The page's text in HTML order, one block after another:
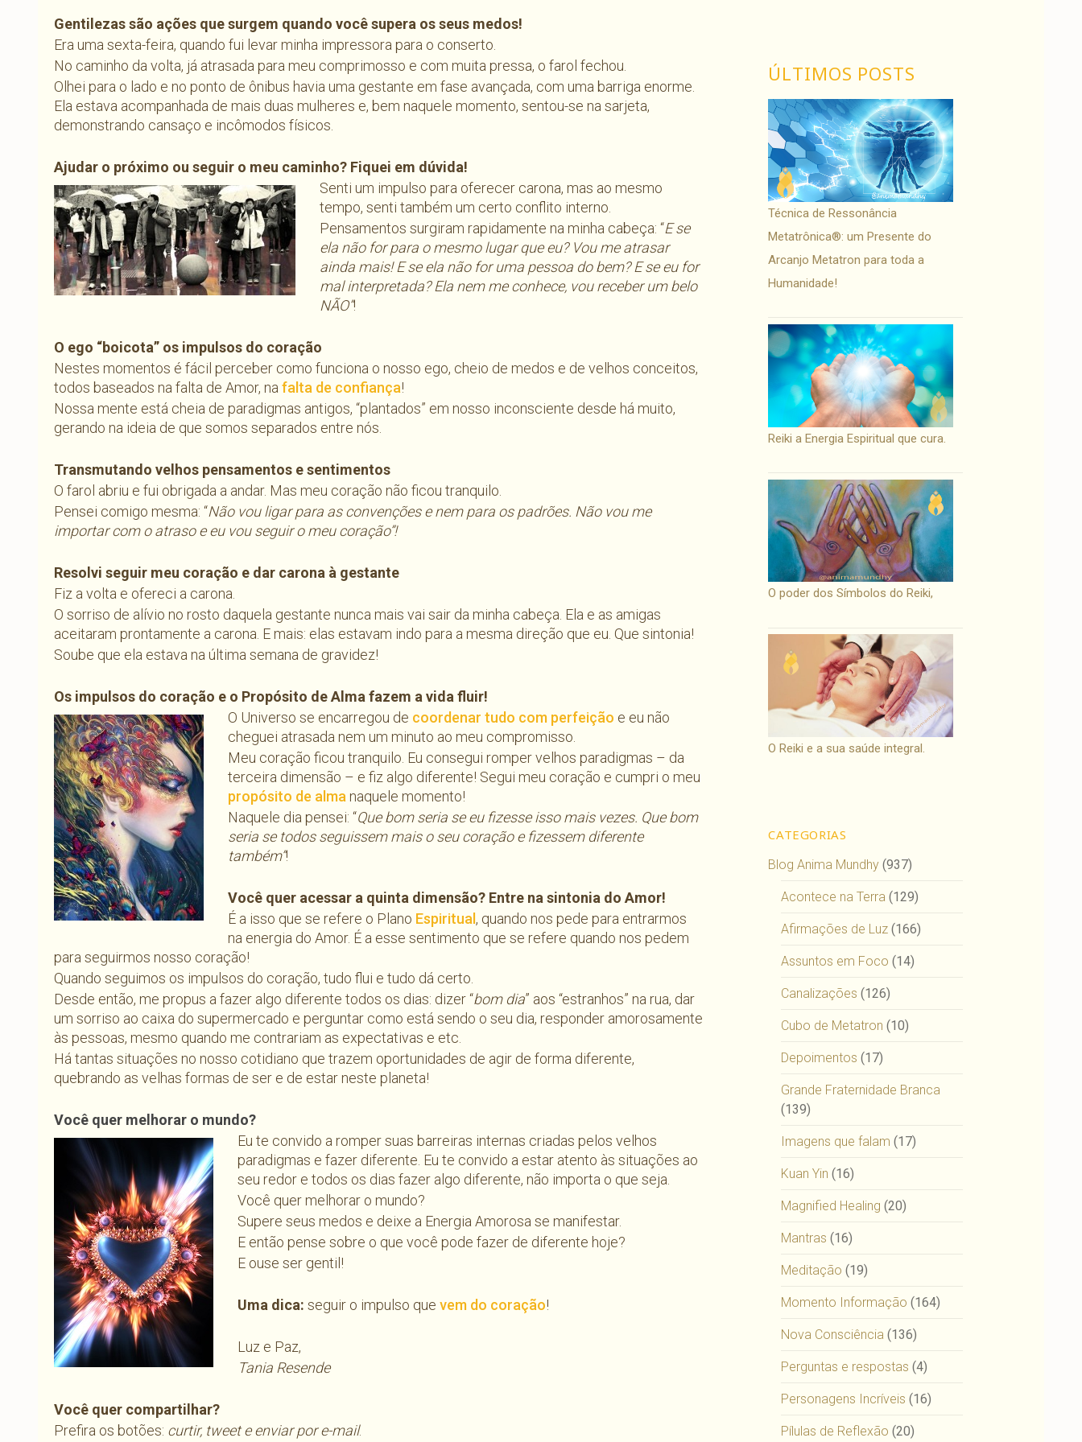
Gentilezas são ações que surgem quando você supera os seus medos!
Era uma sexta-feira, quando fui levar minha impressora para o conserto.
No caminho da volta, já atrasada para meu comprimosso e com muita pressa, o farol fechou.
Olhei para o lado e no ponto de ônibus havia uma gestante em fase avançada, com uma barriga enorme.
Ela estava acompanhada de mais duas mulheres e, bem naquele momento, sentou-se na sarjeta,
demonstrando cansaço e incômodos físicos.
Ajudar o próximo ou seguir o meu caminho? Fiquei em dúvida!
Senti um impulso para oferecer carona, mas ao mesmo
tempo, senti também um certo conflito interno.
Pensamentos surgiram rapidamente na minha cabeça: “E se
ela não for para o mesmo lugar que eu? Vou me atrasar
ainda mais! E se ela não for uma pessoa do bem? E se eu for
mal interpretada? Ela nem me conhece, vou receber um belo
NÃO”!
O ego “boicota” os impulsos do coração
Nestes momentos é fácil perceber como funciona o nosso ego, cheio de medos e de velhos conceitos,
todos baseados na falta de Amor, na falta de confiança!
Nossa mente está cheia de paradigmas antigos, “plantados” em nosso inconsciente desde há muito,
gerando na ideia de que somos separados entre nós.
Transmutando velhos pensamentos e sentimentos
O farol abriu e fui obrigada a andar. Mas meu coração não ficou tranquilo.
Pensei comigo mesma: “Não vou ligar para as convenções e nem para os padrões. Não vou me
importar com o atraso e eu vou seguir o meu coração”!
Resolvi seguir meu coração e dar carona à gestante
Fiz a volta e ofereci a carona.
O sorriso de alívio no rosto daquela gestante nunca mais vai sair da minha cabeça. Ela e as amigas
aceitaram prontamente a carona. E mais: elas estavam indo para a mesma direção que eu. Que sintonia!
Soube que ela estava na última semana de gravidez!
Os impulsos do coração e o Propósito de Alma fazem a vida fluir!
O Universo se encarregou de coordenar tudo com perfeição e eu não
cheguei atrasada nem um minuto ao meu compromisso.
Meu coração ficou tranquilo. Eu consegui romper velhos paradigmas – da
terceira dimensão – e fiz algo diferente! Segui meu coração e cumpri o meu
propósito de alma naquele momento!
Naquele dia pensei: “Que bom seria se eu fizesse isso mais vezes. Que bom
seria se todos seguissem mais o seu coração e fizessem diferente
também”!
Você quer acessar a quinta dimensão? Entre na sintonia do Amor!
É a isso que se refere o Plano Espiritual , quando nos pede para entrarmos
na energia do Amor. É a esse sentimento que se refere quando nos pedem
para seguirmos nosso coração!
Quando seguimos os impulsos do coração, tudo flui e tudo dá certo.
Desde então, me propus a fazer algo diferente todos os dias: dizer “bom dia” aos “estranhos” na rua, dar
um sorriso ao caixa do supermercado e perguntar como está sendo o seu dia, responder amorosamente
às pessoas, mesmo quando me contrariam as expectativas e etc.
Há tantas situações no nosso cotidiano que trazem oportunidades de agir de forma diferente,
quebrando as velhas formas de ser e de estar neste planeta!
Você quer melhorar o mundo?
Eu te convido a romper suas barreiras internas criadas pelos velhos
paradigmas e fazer diferente. Eu te convido a estar atento às situações ao
seu redor e todos os dias fazer algo diferente, não importa o que seja.
Você quer melhorar o mundo?
Supere seus medos e deixe a Energia Amorosa se manifestar.
E então pense sobre o que você pode fazer de diferente hoje?
E ouse ser gentil!
Uma dica: seguir o impulso quevem do coração!
Luz e Paz,
Tania Resende
Você quer compartilhar?
Prefira os botões: curtir, tweet e enviar por e-mail.
ÚLTIMOS POSTS
Técnica de Ressonância
Metatrônica®: um Presente do
Arcanjo Metatron para toda a
Humanidade!
Reiki a Energia Espiritual que cura.
O poder dos Símbolos do Reiki,
O Reiki e a sua saúde integral.
CATEGORIAS
Blog Anima Mundhy (937)
Acontece na Terra (129)
Afirmações de Luz (166)
Assuntos em Foco (14)
Canalizações (126)
Cubo de Metatron (10)
Depoimentos (17)
Grande Fraternidade Branca
(139)
Imagens que falam (17)
Kuan Yin (16)
Magnified Healing (20)
Mantras (16)
Meditação (19)
Momento Informação (164)
Nova Consciência (136)
Perguntas e respostas (4)
Personagens Incríveis (16)
Pílulas de Reflexão (20)